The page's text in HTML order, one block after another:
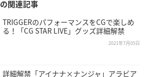
田俊樹 (和泉一織 役)、白井悠介 (二階
壮五 役)、保志総一朗 (百 役)、広瀬裕
(狗丸トウマ 役)、西山宏太朗 (棗 巳波
)
関連記事
TRIGGERのパフォーマンスをCGで楽しめ
る！「CG STAR LIVE」グッズ詳細解禁
2021年7月05日
詳細解禁「アイナナ×ナンジャ」アラビア